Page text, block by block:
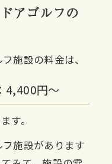
アゴルフの
施設の料金は、
4,400円〜
す。
施設があります